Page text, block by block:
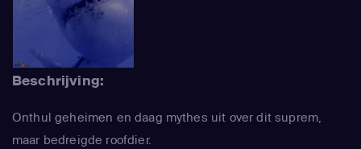
Beschrijving:
Onthul geheimen en daag mythes uit over dit suprem,
maar bedreigde roofdier.